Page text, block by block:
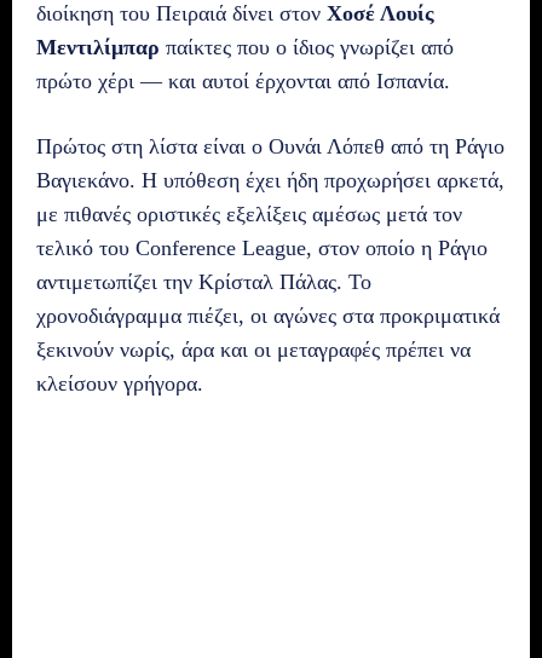
διοίκηση του Πειραιά δίνει στον Χοσέ Λουίς
Μεντιλίμπαρ παίκτες που ο ίδιος γνωρίζει από
πρώτο χέρι — και αυτοί έρχονται από Ισπανία.
Πρώτος στη λίστα είναι ο Ουνάι Λόπεθ από τη Ράγιο
Βαγιεκάνο. Η υπόθεση έχει ήδη προχωρήσει αρκετά,
με πιθανές οριστικές εξελίξεις αμέσως μετά τον
τελικό του Conference League, στον οποίο η Ράγιο
αντιμετωπίζει την Κρίσταλ Πάλας. Το
χρονοδιάγραμμα πιέζει, οι αγώνες στα προκριματικά
ξεκινούν νωρίς, άρα και οι μεταγραφές πρέπει να
κλείσουν γρήγορα.